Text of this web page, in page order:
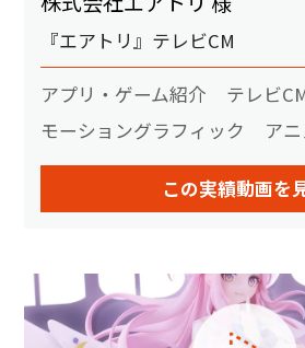
『エアトリ』テレビCM
アプリ・ゲーム紹介
テレビ
モーショングラフィック
ア
この実績動画を